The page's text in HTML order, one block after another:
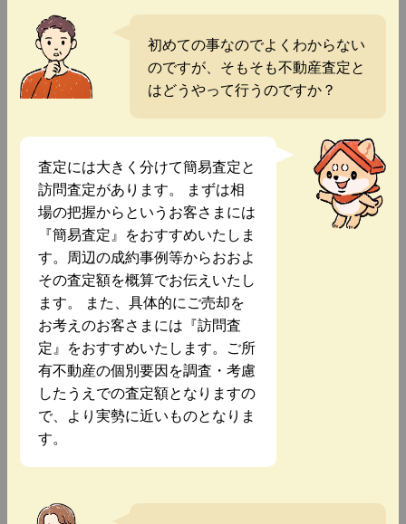
初めての事なのでよくわからない
のですが、そもそも不動産査定と
はどうやって行うのですか？
査定には大きく分けて簡易査定と
訪問査定があります。 まずは相
場の把握からというお客さまには
『簡易査定』をおすすめいたしま
す。周辺の成約事例等からおおよ
その査定額を概算でお伝えいたし
ます。 また、具体的にご売却を
お考えのお客さまには『訪問査
定』をおすすめいたします。ご所
有不動産の個別要因を調査・考慮
したうえでの査定額となりますの
で、より実勢に近いものとなりま
す。